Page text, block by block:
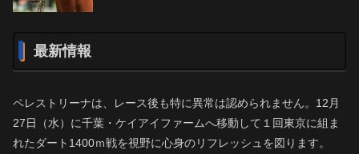
最新情報
ペレストリーナは、レース後も特に異常は認められません。12月
27日（水）に千葉・ケイアイファームへ移動して１回東京に組ま
れたダート1400ｍ戦を視野に心身のリフレッシュを図ります。